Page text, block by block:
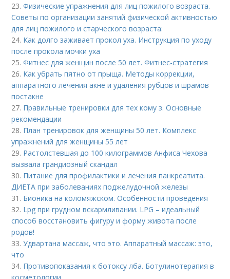
23.Физические упражнения для лиц пожилого возраста.
Советы по организации занятий физической активностью
для лиц пожилого и старческого возраста:
24. Как долго заживает прокол уха. Инструкция по уходу
после прокола мочки уха
25.Фитнес для женщин после 50 лет. Фитнес-стратегия
26. Как убрать пятно от прыща. Методы коррекции,
аппаратного лечения акне и удаления рубцов и шрамов
постакне
27. Правильные тренировки для тех кому з. Основные
рекомендации
28. План тренировок для женщины 50 лет. Комплекс
упражнений для женщины 55 лет
29. Растолстевшая до 100 килограммов Анфиса Чехова
вызвала грандиозный скандал
30. Питание для профилактики и лечения панкреатита.
ДИЕТА при заболеваниях поджелудочной железы
31. Бионика на коломяжском. Особенности проведения
32. Lpg при грудном вскармливании. LPG – идеальный
способ восстановить фигуру и форму живота после
родов!
33.Удвартана массаж, что это. Аппаратный массаж: это,
что
34. Противопоказания к ботоксу лба. Ботулинотерапия в